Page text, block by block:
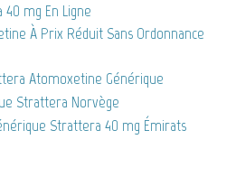
mg En Ligne
À Prix Réduit Sans Ordonnance
Atomoxetine Générique
Strattera Norvège
Strattera 40 mg Émirats